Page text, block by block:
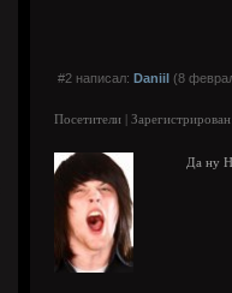
#2 написал: Daniil (8
Посетители |
Да ну